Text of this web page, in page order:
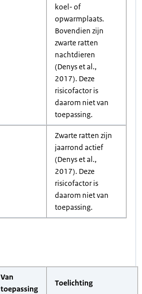
koel- of
opwarmplaats.
Bovendien zijn
zwarte ratten
nachtdieren
(Denys et al.,
2017). Deze
risicofactor is
daarom niet van
toepassing.
Zwarte ratten zijn
jaarrond actief
(Denys et al.,
2017). Deze
risicofactor is
daarom niet van
toepassing.
Van
toepassing
Toelichting